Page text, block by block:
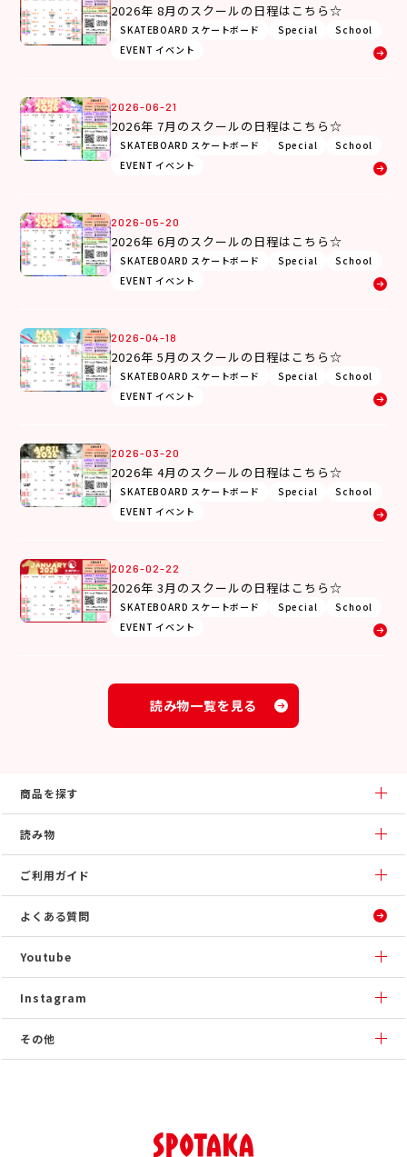
2026年 8月のスクールの日程はこちら☆
SKATEBOARD スケートボード Special
School
EVENT イベント
2026-06-21
2026年 7月のスクールの日程はこちら☆
SKATEBOARD スケートボード Special
School
EVENT イベント
2026-05-20
2026年 6月のスクールの日程はこちら☆
SKATEBOARD スケートボード Special
School
EVENT イベント
2026-04-18
2026年 5月のスクールの日程はこちら☆
SKATEBOARD スケートボード Special
School
EVENT イベント
2026-03-20
2026年 4月のスクールの日程はこちら☆
SKATEBOARD スケートボード Special
School
EVENT イベント
2026-02-22
2026年 3月のスクールの日程はこちら☆
SKATEBOARD スケートボード Special
School
EVENT イベント
読み物一覧を見る
商品を探す
読み物
ご利用ガイド
よくある質問
Youtube
Instagram
その他